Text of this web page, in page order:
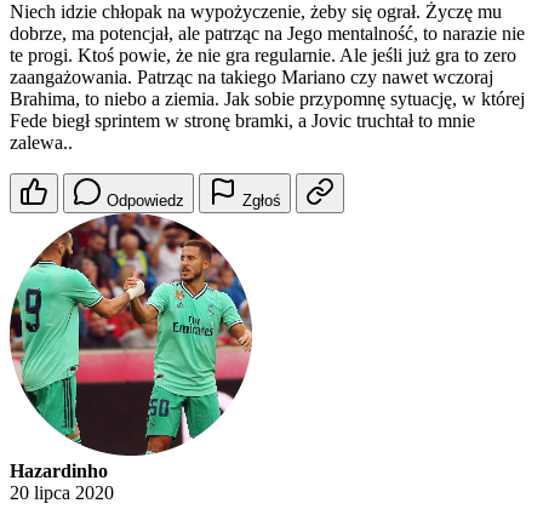
Niech idzie chłopak na wypożyczenie, żeby się ograł. Życzę mu
dobrze, ma potencjał, ale patrząc na Jego mentalność, to narazie nie
te progi. Ktoś powie, że nie gra regularnie. Ale jeśli już gra to zero
zaangażowania. Patrząc na takiego Mariano czy nawet wczoraj
Brahima, to niebo a ziemia. Jak sobie przypomnę sytuację, w której
Fede biegł sprintem w stronę bramki, a Jovic truchtał to mnie
zalewa..
Odpowiedz Zgłoś
Hazardinho
20 lipca 2020